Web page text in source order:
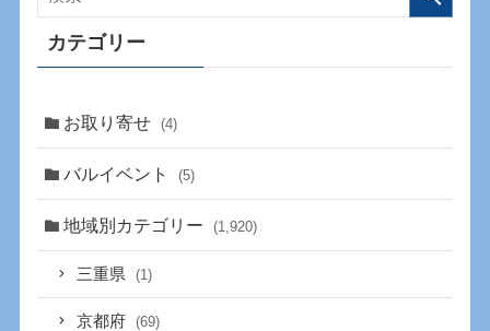
カテゴリー
お取り寄せ (4)
バルイベント (5)
地域別カテゴリー (1,920)
三重県 (1)
京都府 (69)